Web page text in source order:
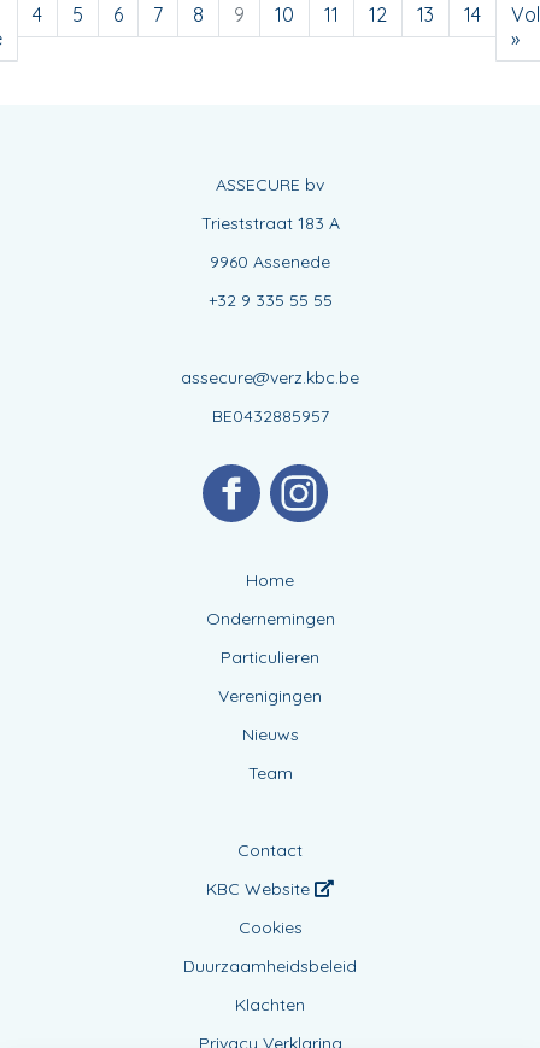
4 5 6 7 8 9 10 11 12 13 14
»
ASSECURE bv
Trieststraat 183 A
9960 Assenede
+32 9 335 55 55
assecure@verz.kbc.be
BE0432885957
Home
Ondernemingen
Particulieren
Verenigingen
Nieuws
Team
Contact
KBC Website
Cookies
Duurzaamheidsbeleid
Klachten
Privacy Verklaring